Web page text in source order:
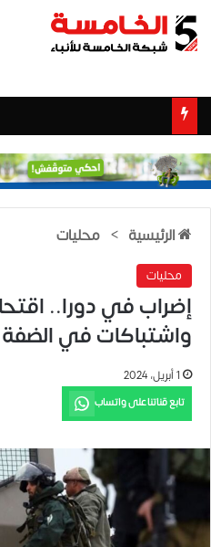
الرئيسية > محليات
محليات
إضراب في دورا..
واشتباكات في الضفة
1 أبريل، 2024
تابع قناتنا على واتساب